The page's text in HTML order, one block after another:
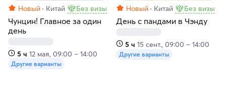
Новый Китай Без визы
Чунцин! Главное за один
день
5 ч 12 мая, 09:00 – 14:00
Другие варианты
Новый Китай Без визы
День с пандами в Чэнду
5 ч 15 сент., 09:00 – 14:00
Другие варианты